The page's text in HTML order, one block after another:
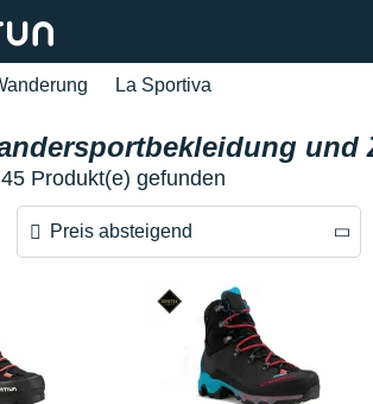
La Sportiva
und
45 Produkt(e) gefunden
Preis absteigend